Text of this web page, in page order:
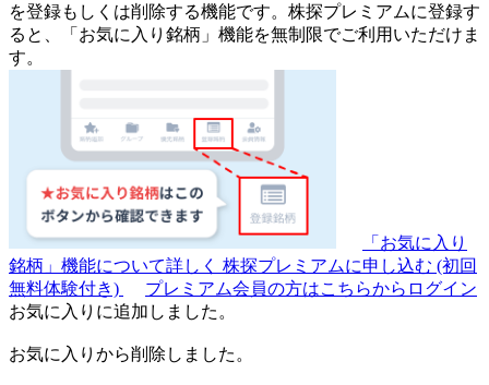
を登録もしくは削除する機能です。 株探プレミアムに登録す
ると、「お気に入り銘柄」機能を無制限でご利用いただけま
す。
「お気に入り
銘柄」機能について詳しく 株探プレミアムに申し込む (初回
無料体験付き)
プレミアム会員の方はこちらからログイン
お気に入りに追加しました。
お気に入りから削除しました。